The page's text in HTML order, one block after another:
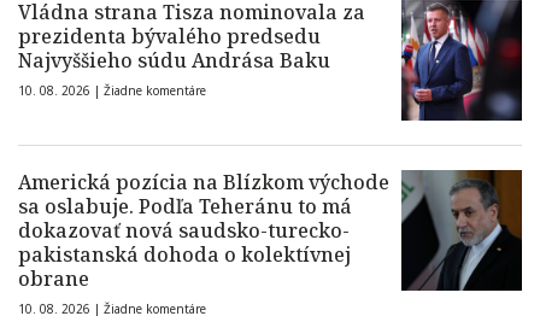
Vládna strana Tisza nominovala za
prezidenta bývalého predsedu
Najvyššieho súdu Andrása Baku
10. 08. 2026 | Žiadne komentáre
Americká pozícia na Blízkom východe
sa oslabuje. Podľa Teheránu to má
dokazovať nová saudsko-turecko-
pakistanská dohoda o kolektívnej
obrane
10. 08. 2026 | Žiadne komentáre